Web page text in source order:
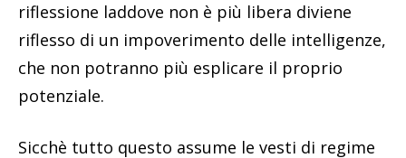
riflessione laddove non è più libera diviene
riflesso di un impoverimento delle intelligenze,
che non potranno più esplicare il proprio
potenziale.
Sicchè tutto questo assume le vesti di regime